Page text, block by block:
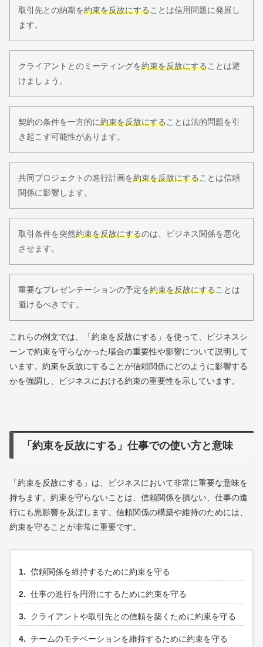
取引先との納期を約束を反故にすることは信用問題に発展し
ます。
クライアントとのミーティングを約束を反故にすることは避
けましょう。
契約の条件を一方的に約束を反故にすることは法的問題を引
き起こす可能性があります。
共同プロジェクトの進行計画を約束を反故にすることは信頼
関係に影響します。
取引条件を突然約束を反故にするのは、ビジネス関係を悪化
させます。
重要なプレゼンテーションの予定を約束を反故にすることは
避けるべきです。
これらの例文では、「約束を反故にする」を使って、ビジネスシ
ーンで約束を守らなかった場合の重要性や影響について説明して
います。約束を反故にすることが信頼関係にどのように影響する
かを強調し、ビジネスにおける約束の重要性を示しています。
「約束を反故にする」仕事での使い方と意味
「約束を反故にする」は、ビジネスにおいて非常に重要な意味を
持ちます。約束を守らないことは、信頼関係を損ない、仕事の進
行にも悪影響を及ぼします。信頼関係の構築や維持のためには、
約束を守ることが非常に重要です。
信頼関係を維持するために約束を守る
仕事の進行を円滑にするために約束を守る
クライアントや取引先との信頼を築くために約束を守る
チームのモチベーションを維持するために約束を守る